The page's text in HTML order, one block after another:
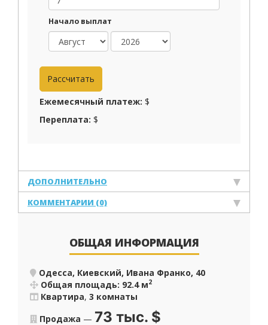
Начало выплат
Ежемесячный платеж: $
Переплата: $
ДОПОЛНИТЕЛЬНО
КОММЕНТАРИИ (0)
ОБЩАЯ ИНФОРМАЦИЯ
Одесса, Киевский, Ивана Франко, 40
Общая площадь: 92.4 м2
Квартира, 3 комнаты
Продажа — 73 тыс. $